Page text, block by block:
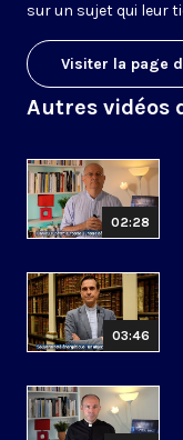
sur un sujet qui leur
Visiter la page
Autres vidéos
02:28
03:46